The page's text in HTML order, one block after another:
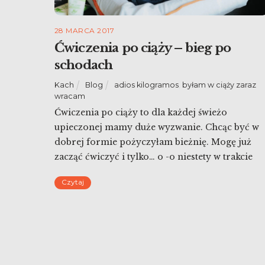
28 MARCA 2017
Ćwiczenia po ciąży – bieg po
schodach
Kach Blog adios kilogramos, byłam w ciąży zaraz
wracam
Ćwiczenia po ciąży to dla każdej świeżo
upieczonej mamy duże wyzwanie. Chcąc być w
dobrej formie pożyczyłam bieżnię. Mogę już
zacząć ćwiczyć i tylko… o -o niestety w trakcie
wszystkie moje rzeczy do ćwiczeń, buty do
Czytaj